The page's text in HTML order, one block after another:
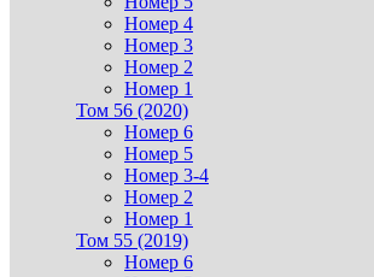
Номер 4
Номер 3
Номер 2
Номер 1
Том 56 (2020)
Номер 6
Номер 5
Номер 3-4
Номер 2
Номер 1
Том 55 (2019)
Номер 6